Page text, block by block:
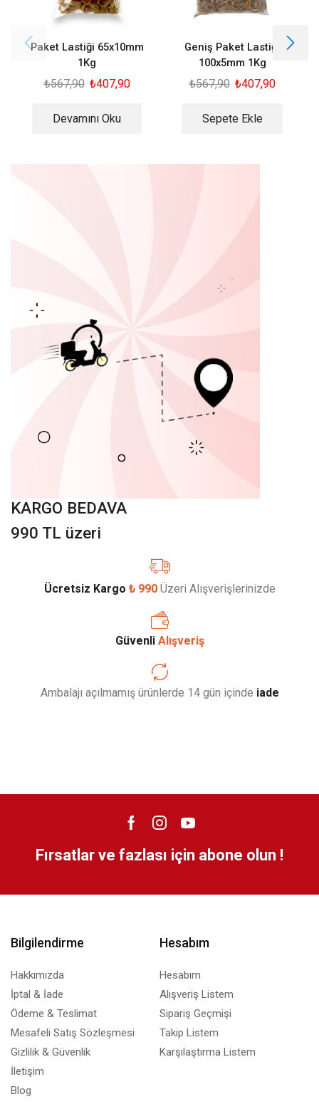
Paket Lastiği 65x10mm
1Kg
₺567,90 ₺407,90
Devamını Oku
Geniş Paket Lastiği
100x5mm 1Kg
₺567,90 ₺407,90
Sepete Ekle
KARGO BEDAVA
990 TL üzeri
Ücretsiz Kargo ₺ 990Üzeri Alışverişlerinizde
Güvenli Alışveriş
Ambalajı açılmamış ürünlerde 14 gün içinde iade
Fırsatlar ve fazlası için abone olun !
Bilgilendirme
Hakkımızda
İptal & İade
Ödeme & Teslimat
Mesafeli Satış Sözleşmesi
Gizlilik & Güvenlik
İletişim
Blog
Hesabım
Hesabım
Alışveriş Listem
Sipariş Geçmişi
Takip Listem
Karşılaştırma Listem